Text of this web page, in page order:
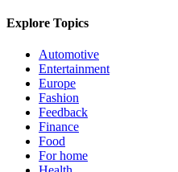
Explore Topics
Automotive
Entertainment
Europe
Fashion
Feedback
Finance
Food
For home